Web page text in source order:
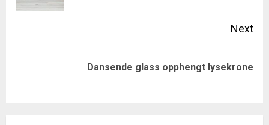
Next
Dansende glass opphengt lysekrone